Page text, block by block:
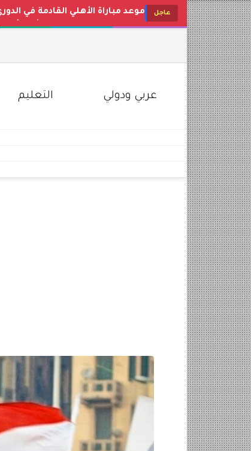
عاجل
جدول موعد صرف مرتبات شهر أغسطس 2026 للعاملين بالدولة
أسعار البنزين والسولار اليوم في
عربي ودولي التعليم